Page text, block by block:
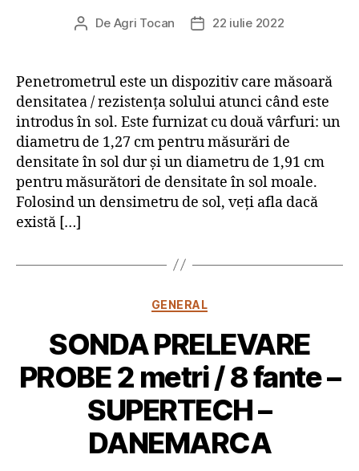
Autor
De Agri Tocan
Dată22 iulie 2022
Penetrometrul este un dispozitiv care măsoară
densitatea / rezistența solului atunci când este
introdus în sol. Este furnizat cu două vârfuri: un
diametru de 1,27 cm pentru măsurări de
densitate în sol dur și un diametru de 1,91 cm
pentru măsurători de densitate în sol moale.
Folosind un densimetru de sol, veți afla dacă
există […]
Categorii
GENERAL
SONDA PRELEVARE
PROBE 2 metri / 8 fante –
SUPERTECH –
DANEMARCA